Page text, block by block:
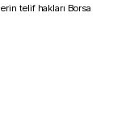
telif hakları Borsa